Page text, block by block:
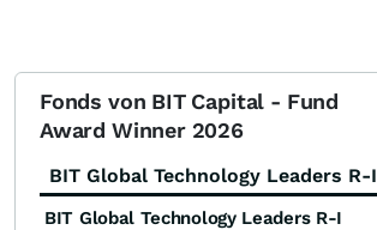
Fonds von BIT Capital - Fund
Award Winner 2026
BIT Global Technology Leaders R-I
BIT Global Technology Leaders R-I